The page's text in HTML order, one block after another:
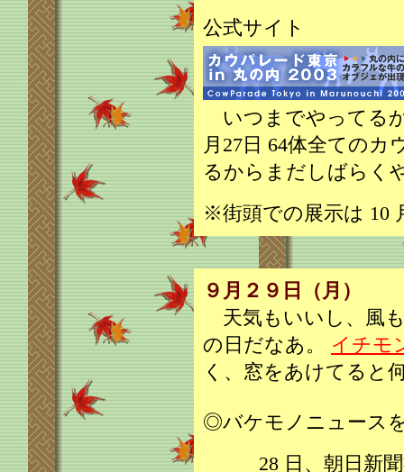
公式サイト
いつまでやってる
月27日 64体全ての
るからまだしばらく
※街頭での展示は 10
９月２９日（月）
天気もいいし、風
の日だなあ。 イチモ
く、窓をあけてると
◎バケモノニュース
28 日、朝日新